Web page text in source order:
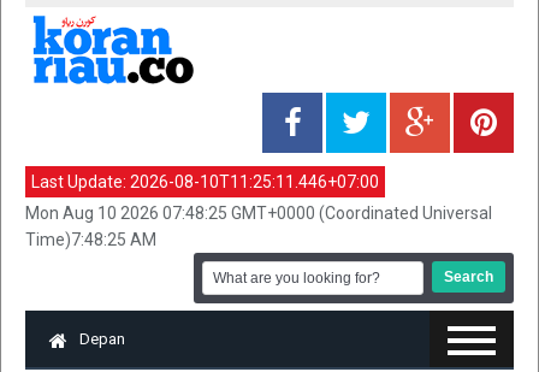
Last Update: 2026-08-10T11:25:11.446+07:00
Mon Aug 10 2026 07:48:25 GMT+0000 (Coordinated Universal
Time)7:48:25 AM
Depan